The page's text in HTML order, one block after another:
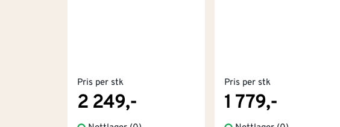
Pris per stk
2 249,-
Pris per stk
1 779,-